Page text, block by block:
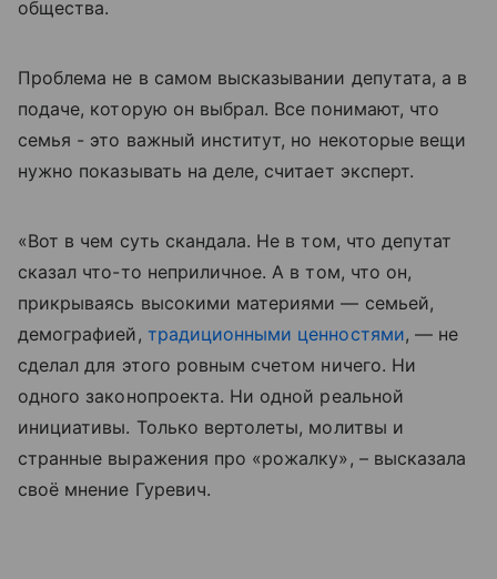
общества.
Проблема не в самом высказывании депутата, а в
подаче, которую он выбрал. Все понимают, что
семья - это важный институт, но некоторые вещи
нужно показывать на деле, считает эксперт.
«Вот в чем суть скандала. Не в том, что депутат
сказал что-то неприличное. А в том, что он,
прикрываясь высокими материями — семьей,
демографией, традиционными ценностями, — не
сделал для этого ровным счетом ничего. Ни
одного законопроекта. Ни одной реальной
инициативы. Только вертолеты, молитвы и
странные выражения про «рожалку», – высказала
своё мнение Гуревич.